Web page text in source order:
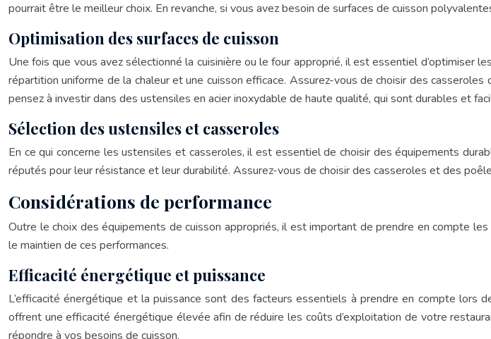
pourrait être le meilleur choix. En revanche, si vous avez besoin de surfaces de cuisson
Optimisation des surfaces de cuisson
Une fois que vous avez sélectionné la cuisinière ou le four approprié, il est essentiel d’optimiser
répartition uniforme de la chaleur et une cuisson efficace. Assurez-vous de choisir des
pensez à investir dans des ustensiles en acier inoxydable de haute qualité, qui sont durables et
Sélection des ustensiles et casseroles
En ce qui concerne les ustensiles et casseroles, il est essentiel de choisir des équipements
réputés pour leur résistance et leur durabilité. Assurez-vous de choisir des casseroles et des
Considérations de performance
Outre le choix des équipements de cuisson appropriés, il est important de prendre en compte
le maintien de ces performances.
Efficacité énergétique et puissance
L’efficacité énergétique et la puissance sont des facteurs essentiels à prendre en compte
offrent une efficacité énergétique élevée afin de réduire les coûts d’exploitation de votre
répondre à vos besoins de cuisson.